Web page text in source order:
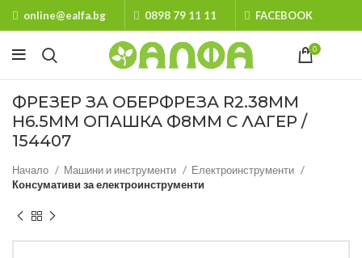
online@ealfa.bg 0898 79 11 11 FACEBOOK
0
ФРЕЗЕР ЗА ОБЕРФРЕЗА R2.38MM
H6.5MM ОПАШКА Ф8MM С ЛАГЕР /
154407
Начало Машини и инструменти
Електроинструменти
Консумативи за електроинструменти